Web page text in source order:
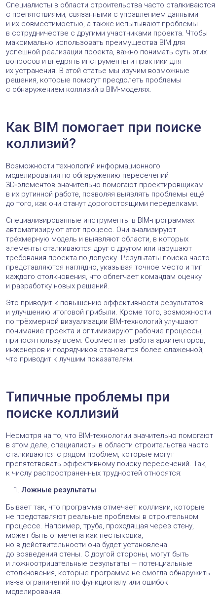
Специалисты в области строительства часто сталкиваются
с препятствиями, связанными с управлением данными
и их совместимостью, а также испытывают проблемы
в сотрудничестве с другими участниками проекта. Чтобы
максимально использовать преимущества BIM для
успешной реализации проекта, важно понимать суть этих
вопросов и внедрять инструменты и практики для
их устранения. В этой статье мы изучим возможные
решения, которые помогут преодолеть проблемы
с обнаружением коллизий в BIM‑моделях.
Как BIM помогает при поиске
коллизий?
Возможности технологий информационного
моделирования по обнаружению пересечений
3D‑элементов значительно помогают проектировщикам
в их рутинной работе, позволяя выявлять проблемы ещё
до того, как они станут дорогостоящими переделками.
Специализированные инструменты в BIM‑программах
автоматизируют этот процесс. Они анализируют
трёхмерную модель и выявляют области, в которых
элементы сталкиваются друг с другом или нарушают
требования проекта по допуску. Результаты поиска часто
представляются наглядно, указывая точное место и тип
каждого столкновения, что облегчает командам оценку
и разработку новых решений.
Это приводит к повышению эффективности результатов
и улучшению итоговой прибыли. Кроме того, возможности
по трёхмерной визуализации BIM‑технологий улучшают
понимание проекта и оптимизируют рабочие процессы,
принося пользу всем. Совместная работа архитекторов,
инженеров и подрядчиков становится более слаженной,
что приводит к лучшим показателям.
Типичные проблемы при
поиске коллизий
Несмотря на то, что BIM‑технологии значительно помогают
в этом деле, специалисты в области строительства часто
сталкиваются с рядом проблем, которые могут
препятствовать эффективному поиску пересечений. Так,
к числу распространенных трудностей относятся:
Ложные результаты
Бывает так, что программа отмечает коллизии, которые
не представляют реальные проблемы в строительном
процессе. Например, труба, проходящая через стену,
может быть отмечена как нестыковка,
но в действительности она будет установлена
до возведения стены. С другой стороны, могут быть
и ложноотрицательные результаты — потенциальные
столкновения, которые программа не смогла обнаружить
из-за ограничений по функционалу или ошибок
моделирования.